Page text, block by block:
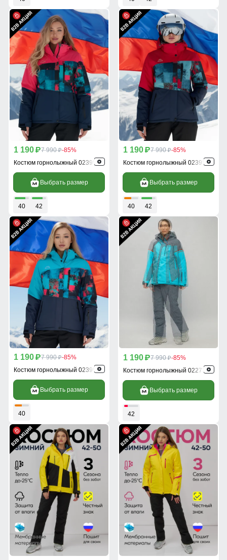
1 190 p7 990 p-85%
Костюм горнолыжный 02395R
Выбрать размер
40 42
1 190 p7 990 p-85%
Костюм горнолыжный 02395Kr
Выбрать размер
40 42
1 190 p7 990 p-85%
Костюм горнолыжный 02395Br
Выбрать размер
40
1 190 p7 990 p-85%
Костюм горнолыжный 02272-2Br
Выбрать размер
42